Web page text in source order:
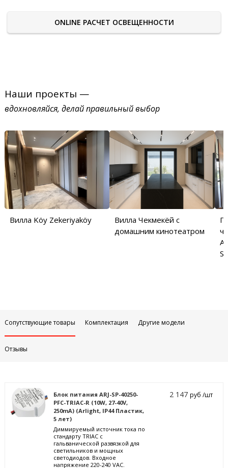
ONLINE РАСЧЕТ ОСВЕЩЕННОСТИ
Наши проекты —
вдохновляйся, делай правильный выбор
Вилла Köy Zekeriyaköy
Вилла Чекмекёй с
домашним кинотеатром
Сопутствующие товары Комплектация Другие модели
Отзывы
Блок питания ARJ-SP-40250-
PFC-TRIAC-R (10W, 27-40V,
250mA) (Arlight, IP44 Пластик,
5 лет)
Диммируемый источник тока по
стандарту TRIAC с
гальванической развязкой для
светильников и мощных
светодиодов. Входное
напряжение 220-240 VAC.
2 147руб /шт